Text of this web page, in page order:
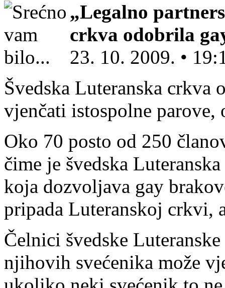
„Legalno
crkva odobrila
23. 10. 2009. •
Švedska Luteranska crkva
vjenčati istospolne
Oko 70 posto od 250
čime je švedska
koja dozvoljava gay
pripada Luteranskoj crkvi,
Čelnici švedske
njihovih svećenika može